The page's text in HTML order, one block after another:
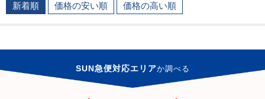
新着順
価格の安い順 価格の高い順
SUN急便対応エリアか調べる